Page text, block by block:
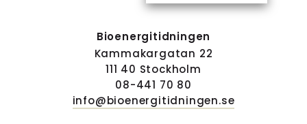
Bioenergitidningen
Kammakargatan 22
111 40 Stockholm
08-441 70 80
info@bioenergitidningen.se